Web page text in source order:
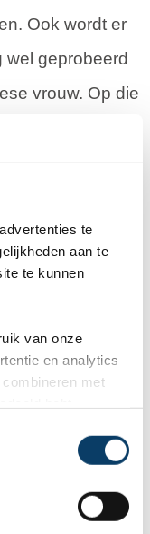
te
aan te
te kunnen
van onze
en analytics
met
Ook wordt er
wel geprobeerd
vrouw. Op die
In
niet de
een vrouw te
zeer
en
denken.
om een
te hebben. Dit
die het land
relaties